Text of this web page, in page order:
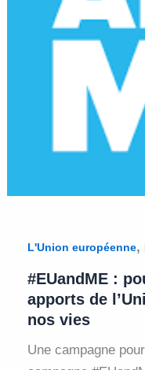
L'Union européenne,
#EUandME :
apports de
nos vies
Une campagne